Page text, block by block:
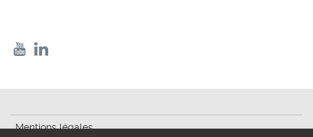
Mentions légales